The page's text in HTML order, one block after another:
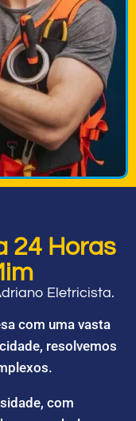
24 Horas
Eletricista.
com uma vasta
resolvemos
com